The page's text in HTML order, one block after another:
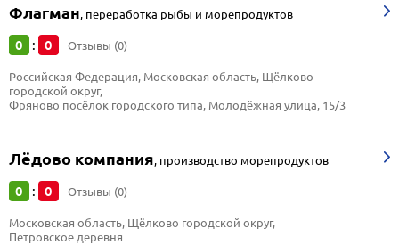
Флагман, переработка рыбы и морепродуктов
0 : 0 Отзывы (0)
Российская Федерация, Московская область, Щёлково
городской округ,
Фряново посёлок городского типа, Молодёжная улица, 15/3
Лёдово компания, производство морепродуктов
0 : 0 Отзывы (0)
Московская область, Щёлково городской округ,
Петровское деревня